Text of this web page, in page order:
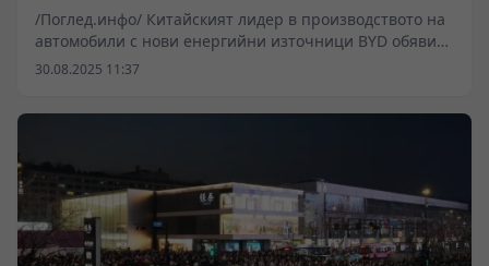
/Поглед.инфо/ Китайският лидер в производството на
автомобили с нови енергийни източници BYD обяви
приходи от 371,28 млрд. юана (52,3 млрд. щ.д.) за
30.08.2025 11:37